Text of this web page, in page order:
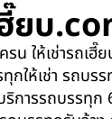
ยบ
น ให้เช่ารถเฮี๊
กให้เช่า รถบร
ริการรถบรรทุ